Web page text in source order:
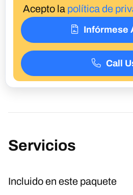
Acepto la política de
Infórmese
Call
Servicios
Incluido en este paquete